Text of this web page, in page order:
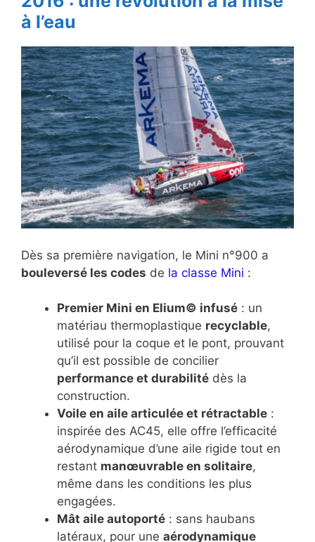
à l’eau
Dès sa première navigation, le Mini n°900 a
bouleversé les codes de la classe Mini :
Premier Mini en Elium© infusé : un
matériau thermoplastique recyclable,
utilisé pour la coque et le pont, prouvant
qu’il est possible de concilier
performance et durabilité dès la
construction.
Voile en aile articulée et rétractable :
inspirée des AC45, elle offre l’efficacité
aérodynamique d’une aile rigide tout en
restant manœuvrable en solitaire,
même dans les conditions les plus
engagées.
Mât aile autoporté : sans haubans
latéraux, pour une aérodynamique